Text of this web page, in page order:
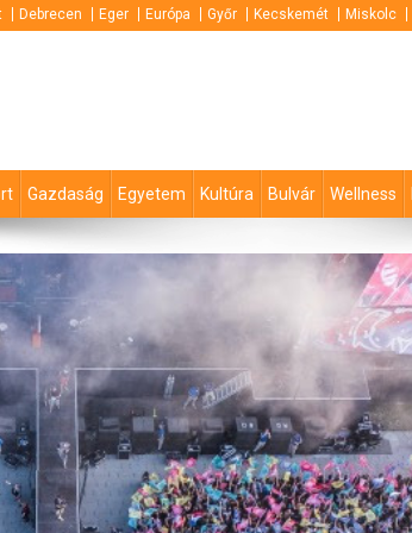
Debrecen Eger Európa Győr Kecskemét Miskolc
Gazdaság Egyetem Kultúra Bulvár Wellness